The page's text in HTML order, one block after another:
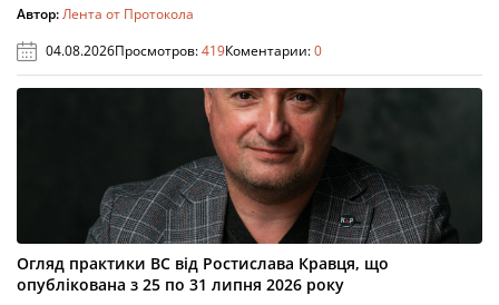
Автор:Лента от Протокола
04.08.2026Просмотров:419Коментарии:0
Огляд практики ВС від Ростислава Кравця, що
опублікована з 25 по 31 липня 2026 року